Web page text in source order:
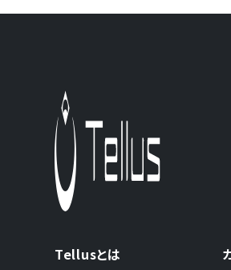
Tellusとは